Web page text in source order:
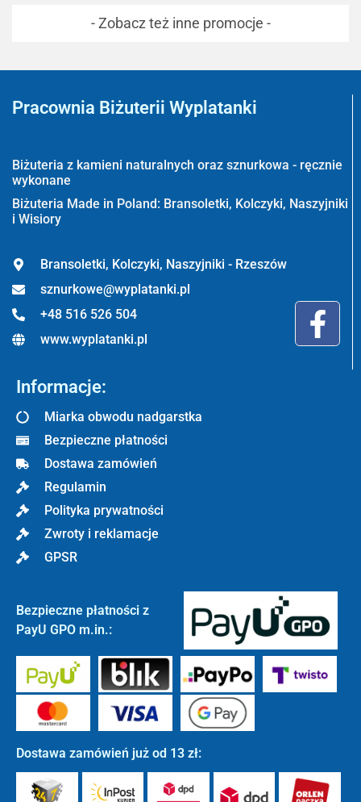
- Zobacz też inne promocje -
Pracownia Biżuterii Wyplatanki
Biżuteria z kamieni naturalnych oraz sznurkowa - ręcznie
wykonane
Biżuteria Made in Poland: Bransoletki, Kolczyki, Naszyjniki
i Wisiory
Bransoletki, Kolczyki, Naszyjniki - Rzeszów
sznurkowe@wyplatanki.pl
+48 516 526 504
www.wyplatanki.pl
Informacje:
Miarka obwodu nadgarstka
Bezpieczne płatności
Dostawa zamówień
Regulamin
Polityka prywatności
Zwroty i reklamacje
GPSR
Bezpieczne płatności z
PayU GPO m.in.:
Dostawa zamówień już od 13 zł: